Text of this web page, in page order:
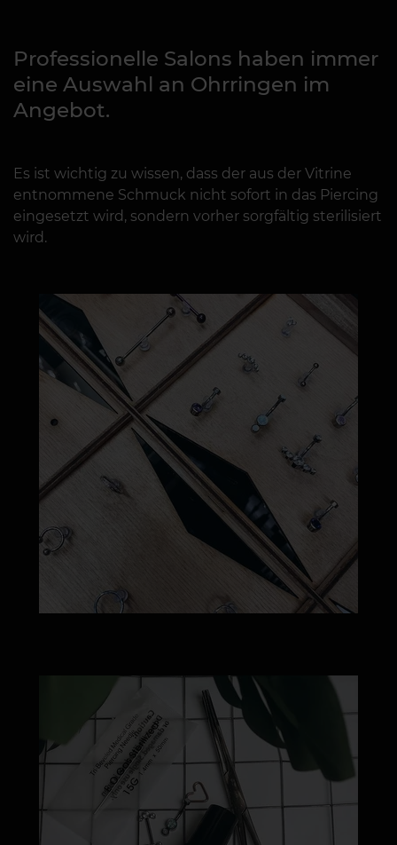
Professionelle Salons haben immer
eine Auswahl an Ohrringen im
Angebot.
Es ist wichtig zu wissen, dass der aus der Vitrine
entnommene Schmuck nicht sofort in das Piercing
eingesetzt wird, sondern vorher sorgfältig sterilisiert
wird.